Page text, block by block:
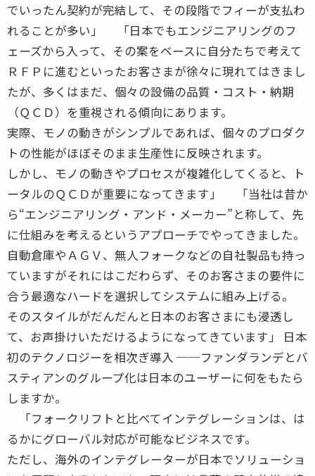
でいったん契約が完結して、その段階でフィーが支払わ
れることが多い」 「日本でもエンジニアリングのフ
ェーズから入って、その案をベースに自分たちで考えて
ＲＦＰに進むといったお客さまが徐々に現れてはきまし
たが、多くはまだ、個々の設備の品質・コスト・納期
（ＱＣＤ）を重視される傾向にあります。
実際、モノの動きがシンプルであれば、個々のプロダク
トの性能がほぼそのまま生産性に反映されます。
しかし、モノの動きやプロセスが複雑化してくると、ト
ータルのＱＣＤが重要になってきます」 「当社は昔か
ら“エンジニアリング・アンド・メーカー”と称して、先
に仕組みを考えるというアプローチでやってきました。
自動倉庫やＡＧＶ、無人フォークなどの自社製品も持っ
ていますがそれにはこだわらず、そのお客さまの要件に
合う最適なハードを選択してシステムに組み上げる。
そのスタイルがだんだんと日本のお客さまにも浸透し
て、お声掛けいただけるようになってきています」 日本
初のテクノロジーを相次ぎ導入 ──ファンダランデとバ
スティアンのグループ化は日本のユーザーに何をもたら
しますか。
「フォークリフトと比べてインテグレーションは、は
るかにグローバル対応が可能なビジネスです。
ただし、海外のインテグレーターが日本でソリューショ